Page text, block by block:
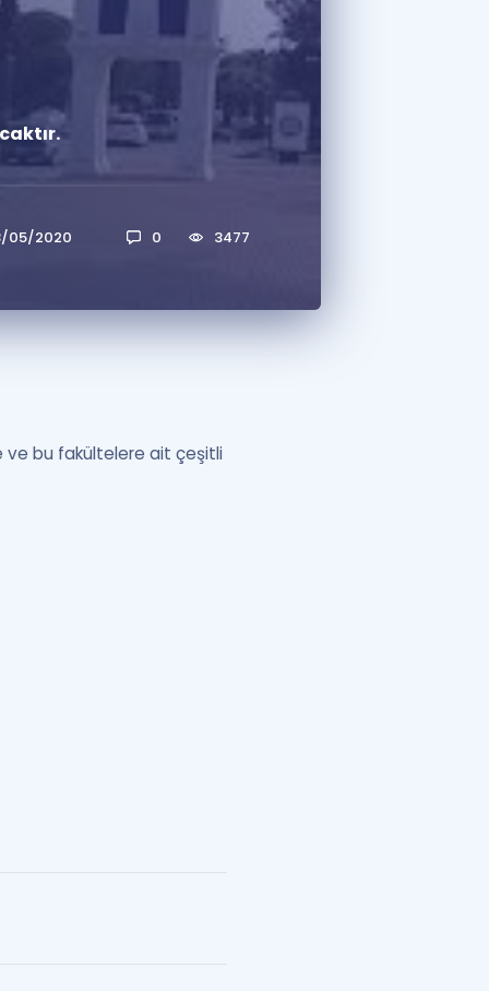
Özel Fırsatlar
Sınavlarla İlgili Haberler
05/2020 0 3477
ve bu fakültelere ait çeşitli